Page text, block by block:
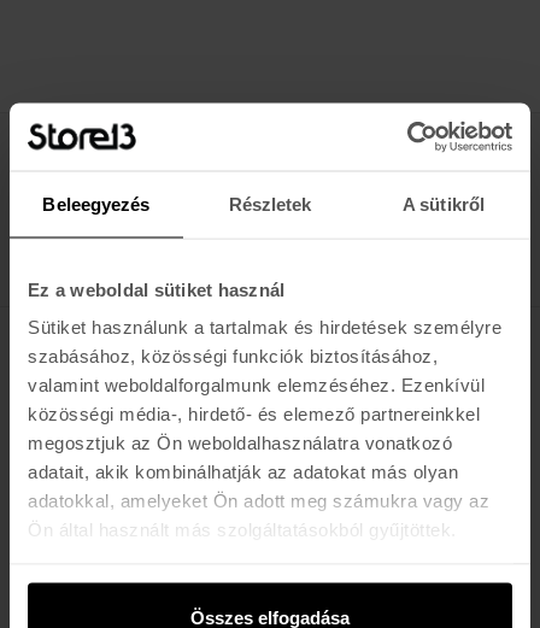
Beleegyezés Részletek A sütikről
Ez a weboldal sütiket használ
Sütiket használunk a tartalmak és hirdetések személyre
szabásához, közösségi funkciók biztosításához,
valamint weboldalforgalmunk elemzéséhez. Ezenkívül
közösségi média-, hirdető- és elemező partnereinkkel
megosztjuk az Ön weboldalhasználatra vonatkozó
adatait, akik kombinálhatják az adatokat más olyan
adatokkal, amelyeket Ön adott meg számukra vagy az
Ön által használt más szolgáltatásokból gyűjtöttek.
Összes elfogadása
E-MAIL
K A R O L I N A 17 / B
Hétfő - Péntek: 11:00 - 19:00
Szombat: 10:00 - 19:00
Vasárnap: ZÁRVA
K I R Á L Y 52 (ÚJ)